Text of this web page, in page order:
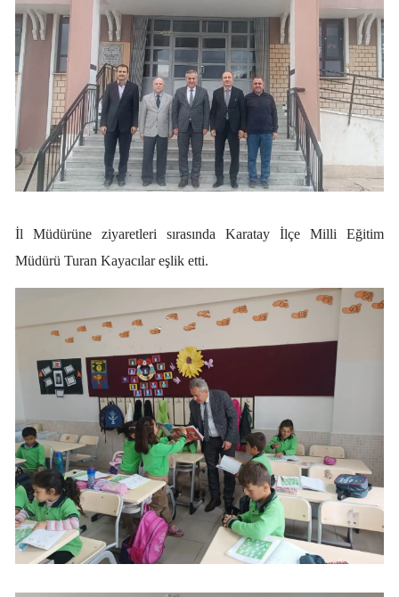
Hakkari
Hatay
Isparta
Mersin
İstanbul
Kars
Kayseri
Kırşehir
Kocaeli
Konya
Kütahya
Malatya
İl Müdürüne ziyaretleri sırasında Karatay İlçe Milli Eğitim
Müdürü Turan Kayacılar eşlik etti.